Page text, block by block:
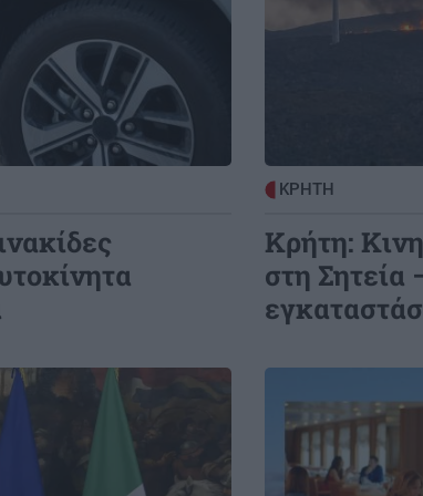
ΕΛΛΑΔΑ
Σέρρες: «Τα έχασα όλα σε μια στιγμή»
– Ραγίζει καρδιές ο σύζυγος και
πατέρας των θυμάτων του τροχαίου
(Βίντεο)
Θέουτα: Αγώνας δρόμου η ταυτοποίηση
των μεταναστών - Σχέδια για ταφή
των νεκρών και μεταφορά των
ΚΡΗΤΗ
Κρήτη:
στη Σητεία